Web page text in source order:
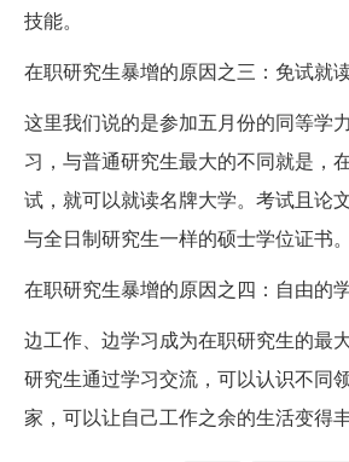
技能。
在职研究生暴增的原因之三：免试就
这里我们说的是参加五月份的同等学
习，与普通研究生最大的不同就是，
试，就可以就读名牌大学。考试且论
与全日制研究生一样的硕士学位证书。
在职研究生暴增的原因之四：自由的
边工作、边学习成为在职研究生的最
研究生通过学习交流，可以认识不同
家，可以让自己工作之余的生活变得丰